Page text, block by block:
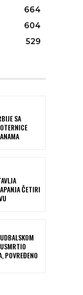
664
604
529
SA
ČETIRI
POVREĐENO